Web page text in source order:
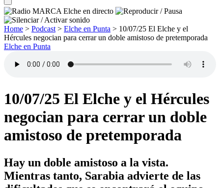
Home > Podcast > Elche en Punta > 10/07/25 El Elche y el
Hércules negocian para cerrar un doble amistoso de pretemporada
Elche en Punta
10/07/25 El Elche y el Hércules
negocian para cerrar un doble
amistoso de pretemporada
Hay un doble amistoso a la vista.
Mientras tanto, Sarabia advierte de las